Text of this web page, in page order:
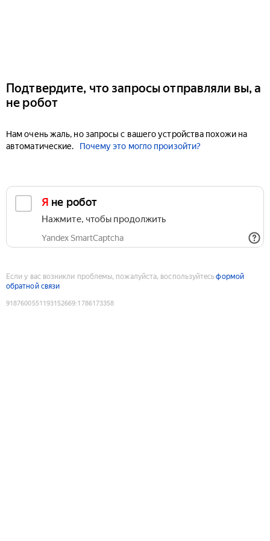
Подтвердите, что запросы отправляли вы, а
не робот
Нам очень жаль, но запросы с вашего устройства похожи на
автоматические.
Почему это могло произойти?
Я не робот
Нажмите, чтобы продолжить
Yandex SmartCaptcha
Если у вас возникли проблемы, пожалуйста, воспользуйтесьформой
обратной связи
9187600551193152669:1786173358